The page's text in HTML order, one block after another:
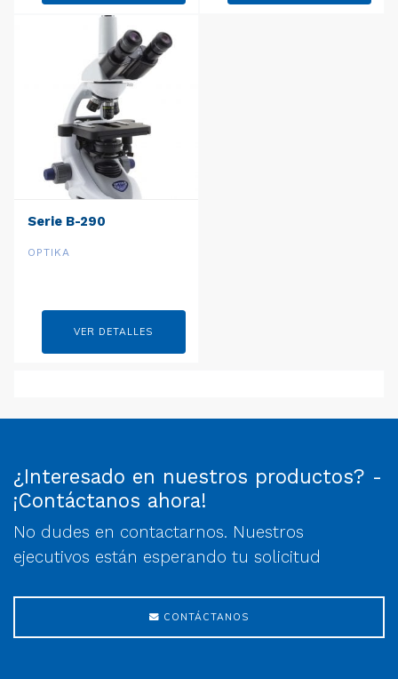
Serie B-290
OPTIKA
VER DETALLES
¿Interesado en nuestros productos? -
¡Contáctanos ahora!
No dudes en contactarnos. Nuestros
ejecutivos están esperando tu solicitud
CONTÁCTANOS